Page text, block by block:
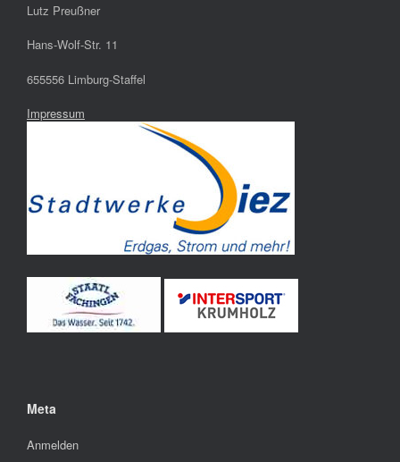
Lutz Preußner
Hans-Wolf-Str. 11
655556 Limburg-Staffel
Impressum
Meta
Anmelden